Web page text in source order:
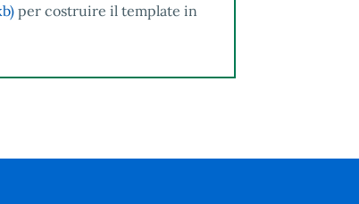
per costruire il template in